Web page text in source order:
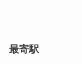
最寄駅